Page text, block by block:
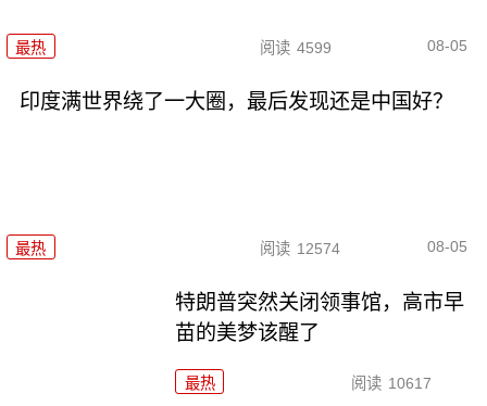
最热 阅读 4599 08-05
印度满世界绕了一大圈，最后发现还是中国好？
最热 阅读 12574 08-05
特朗普突然关闭领事馆，高市早
苗的美梦该醒了
最热 阅读 10617